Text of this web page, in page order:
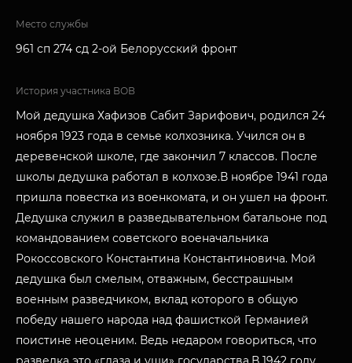
Место службы
961 сп 274 сд 2-ой Белорусский фронт
История участника ВОВ
Мой дедушка Хафизов Сабит Зарифович, родился 24
ноября 1923 года в семье колхозника. Учился он в
деревенской школе, где закончил 7 классов. После
школы дедушка работал в колхозе.В ноябре 1941 года
пришла повестка из военкомата, и он ушел на фронт.
Дедушка служил в разведывательном батальоне под
командованием советского военачальника
Рокоссовского Константина Константиновича. Мой
дедушка был смелым, отважным, бесстрашным
военным разведчиком, вклад которого в общую
победу нашего народа над фашисткой Германией
поистине неоценим. Ведь недаром говориться, что